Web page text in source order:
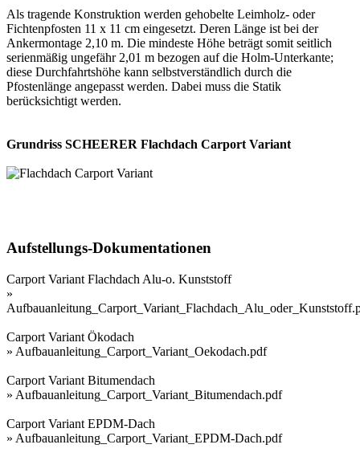
Als tragende Konstruktion werden gehobelte Leimholz- oder
Fichtenpfosten 11 x 11 cm eingesetzt. Deren Länge ist bei der
Ankermontage 2,10 m. Die mindeste Höhe beträgt somit seitlich
serienmäßig ungefähr 2,01 m bezogen auf die Holm-Unterkante;
diese Durchfahrtshöhe kann selbstverständlich durch die
Pfostenlänge angepasst werden. Dabei muss die Statik
berücksichtigt werden.
Grundriss SCHEERER Flachdach Carport Variant
Aufstellungs-Dokumentationen
Carport Variant Flachdach Alu-o. Kunststoff
»
Carport Variant Ökodach
» Aufbauanleitung_Carport_Variant_Oekodach.pdf
Carport Variant Bitumendach
» Aufbauanleitung_Carport_Variant_Bitumendach.pdf
Carport Variant EPDM-Dach
» Aufbauanleitung_Carport_Variant_EPDM-Dach.pdf